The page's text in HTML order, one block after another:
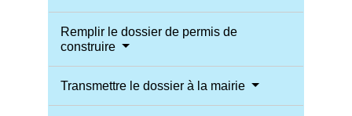
Remplir le dossier de permis de
construire
Transmettre le dossier à la mairie